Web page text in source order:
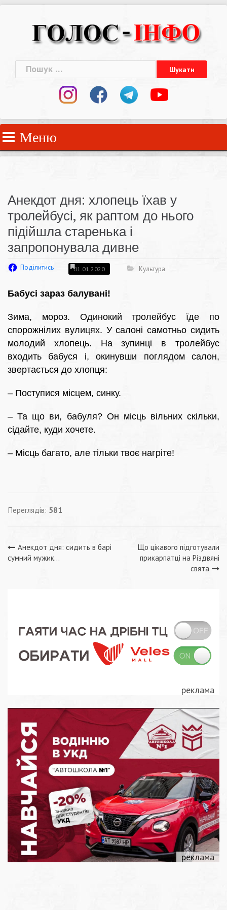
Пошук:
Меню
Анекдот дня: хлопець їхав у
тролейбусі, як раптом до нього
підійшла старенька і
запропонувала дивне
Поділитись 01.01.2020 Культура
Бабусі зараз балувані!
Зима, мороз. Одинокий тролейбус їде по
спорожнілих вулицях. У салоні самотньо сидить
молодий хлопець. На зупинці в тролейбус
входить бабуся і, окинувши поглядом салон,
звертається до хлопця:
– Поступися місцем, синку.
– Та що ви, бабуля? Он місць вільних скільки,
сідайте, куди хочете.
– Місць багато, але тільки твоє нагріте!
Переглядів: 581
Навігація
Анекдот дня: сидить в барі
сумний мужик…
Що цікавого підготували
прикарпатці на Різдвяні
свята